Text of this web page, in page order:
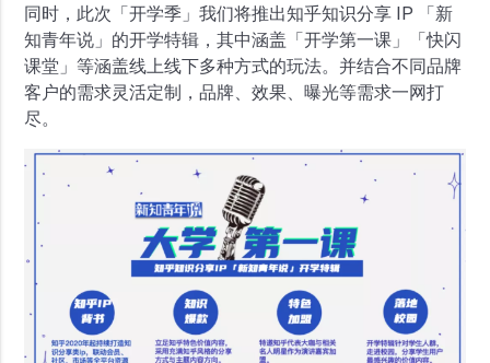
同时，此次「开学季」我们将推出知乎知识分享 IP 「新
知青年说」的开学特辑，其中涵盖「开学第一课」「快闪
课堂」等涵盖线上线下多种方式的玩法。并结合不同品牌
客户的需求灵活定制，品牌、效果、曝光等需求一网打
尽。